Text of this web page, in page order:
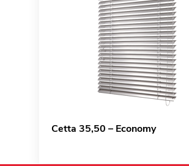
Cetta 35,50 – Economy